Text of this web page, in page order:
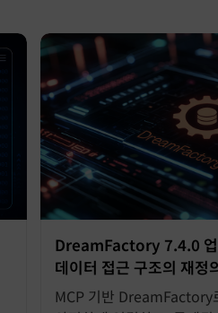
DreamFactory 7.4.0 업
데이터 접근 구조의 재정
MCP 기반 DreamFactory